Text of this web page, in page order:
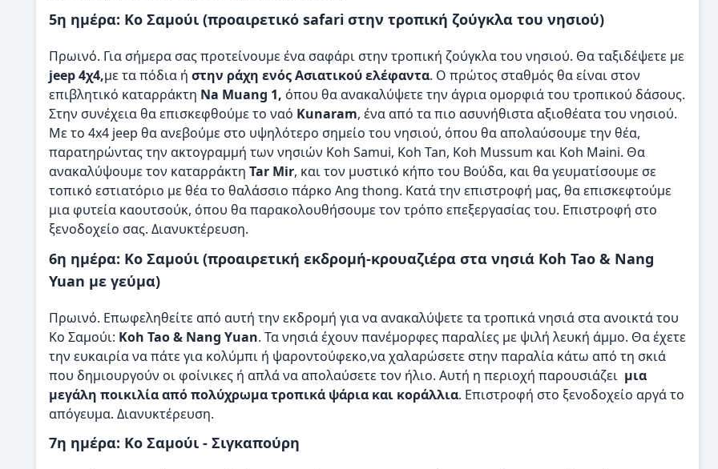
5η ημέρα: Κο Σαμούι (προαιρετικό safari στην τροπική ζούγκλα του νησιού)
Πρωινό. Για σήμερα σας προτείνουμε ένα σαφάρι στην τροπική ζούγκλα του νησιού. Θα ταξιδέψετε με
jeep 4χ4,με τα πόδια ή στην ράχη ενός Ασιατικού ελέφαντα. Ο πρώτος σταθμός θα είναι στον
επιβλητικό καταρράκτη Na Muang 1, όπου θα ανακαλύψετε την άγρια ομορφιά του τροπικού δάσους.
Στην συνέχεια θα επισκεφθούμε το ναό Kunaram, ένα από τα πιο ασυνήθιστα αξιοθέατα του νησιού.
Με το 4x4 jeep θα ανεβούμε στο υψηλότερο σημείο του νησιού, όπου θα απολαύσουμε την θέα,
παρατηρώντας την ακτογραμμή των νησιών Koh Samui, Koh Tan, Koh Mussum και Koh Maini. Θα
ανακαλύψουμε τον καταρράκτη Tar Mir, και τον μυστικό κήπο του Βούδα, και θα γευματίσουμε σε
τοπικό εστιατόριο με θέα το θαλάσσιο πάρκο Ang thong. Κατά την επιστροφή μας, θα επισκεφτούμε
μια φυτεία καουτσούκ, όπου θα παρακολουθήσουμε τον τρόπο επεξεργασίας του. Επιστροφή στο
ξενοδοχείο σας. Διανυκτέρευση.
6η ημέρα: Κο Σαμούι (προαιρετική εκδρομή-κρουαζιέρα στα νησιά Koh Tao & Nang
Yuan με γεύμα)
Πρωινό. Επωφεληθείτε από αυτή την εκδρομή για να ανακαλύψετε τα τροπικά νησιά στα ανοικτά του
Κο Σαμούι: Koh Tao & Nang Yuan. Τα νησιά έχουν πανέμορφες παραλίες με ψιλή λευκή άμμο. Θα έχετε
την ευκαιρία να πάτε για κολύμπι ή ψαροντούφεκο,να χαλαρώσετε στην παραλία κάτω από τη σκιά
που δημιουργούν οι φοίνικες ή απλά να απολαύσετε τον ήλιο. Αυτή η περιοχή παρουσιάζει μια
μεγάλη ποικιλία από πολύχρωμα τροπικά ψάρια και κοράλλια. Επιστροφή στο ξενοδοχείο αργά το
απόγευμα. Διανυκτέρευση.
7η ημέρα: Κο Σαμούι - Σιγκαπούρη